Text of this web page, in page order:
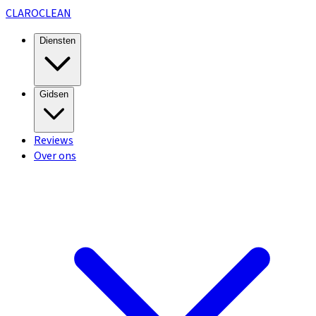
CLAROCLEAN
Diensten
Gidsen
Reviews
Over ons